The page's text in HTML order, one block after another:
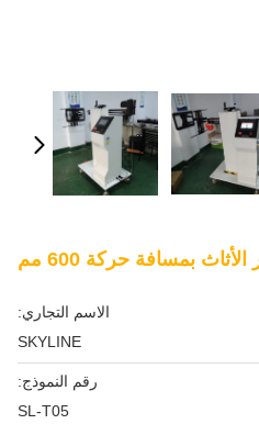
بمسافة حركة 600 مم
الاسم التجاري:
SKYLINE
رقم النموذج:
SL-T05